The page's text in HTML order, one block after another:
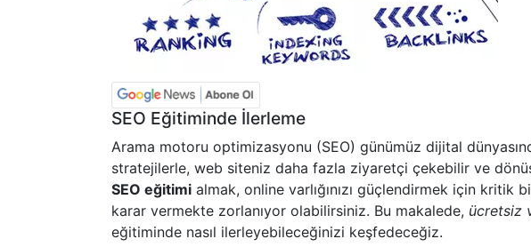
SEO Eğitiminde İlerleme
Arama motoru optimizasyonu (SEO) günümüz dijital
stratejilerle, web siteniz daha fazla ziyaretçi çekebilir ve
SEO eğitimi almak, online varlığınızı güçlendirmek için kritik
karar vermekte zorlanıyor olabilirsiniz. Bu makalede, ücretsiz
eğitiminde nasıl ilerleyebileceğinizi keşfedeceğiz.